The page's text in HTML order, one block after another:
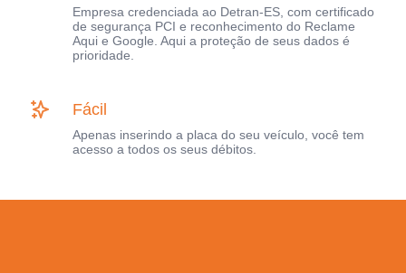
Empresa credenciada ao Detran-ES, com certificado
de segurança PCI e reconhecimento do Reclame
Aqui e Google. Aqui a proteção de seus dados é
prioridade.
Fácil
Apenas inserindo a placa do seu veículo, você tem
acesso a todos os seus débitos.